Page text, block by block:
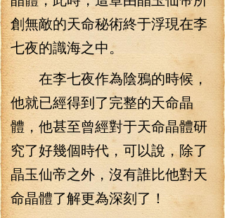
創無敵的天命秘術終于浮現在李
七夜的識海之中。
在李七夜作為陰鴉的時候，
他就已經得到了完整的天命晶
體，他甚至曾經對于天命晶體研
究了好幾個時代，可以說，除了
晶玉仙帝之外，沒有誰比他對天
命晶體了解更為深刻了！